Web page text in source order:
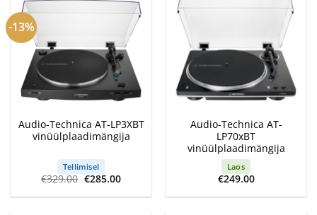
-13%
Audio-Technica AT-LP3XBT
vinüülplaadimängija
Tellimisel
€329.00 Algne
hind
oli:
€285.00Current
is:
Audio-Technica AT-
LP70xBT
vinüülplaadimängija
Laos
€249.00